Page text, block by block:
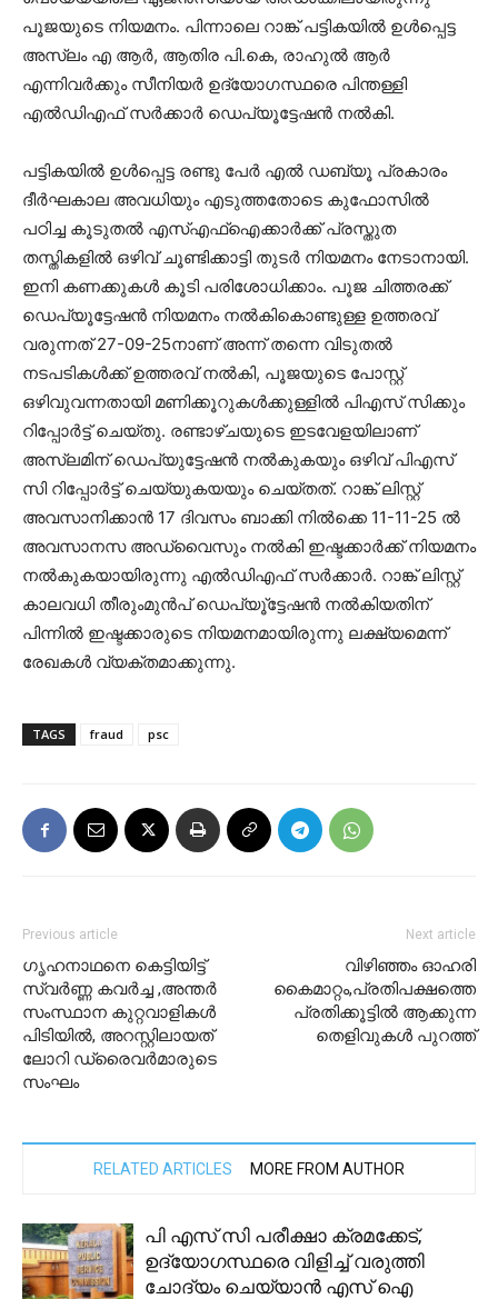
പൂജയുടെ നി​യമനം. പിന്നാലെ റാങ്ക് പട്ടികയിൽ ഉൾപ്പെട്ട
അസ്ലം എ ആർ, ആതിര പി.കെ, രാഹുൽ ആർ
എന്നിവർക്കും സീനിയർ ഉദ്യോ​ഗസ്ഥരെ പിന്തള്ളി
എൽഡിഎഫ് സർക്കാർ ഡെപ്യൂട്ടേഷൻ നൽകി.
പട്ടികയിൽ ഉൾപ്പെട്ട രണ്ടു പേർ എൽ ഡബ്യൂ പ്രകാരം
ദീർഘകാല അവധിയും എടുത്തതോടെ കുഫോസിൽ
പഠിച്ച കൂടുതൽ എസ്എഫ്ഐക്കാർക്ക് പ്രസ്തുത
തസ്തികളിൽ ഒഴിവ് ചൂണ്ടിക്കാട്ടി തുടർ നിയമനം നേടാനായി.
ഇനി കണക്കുകൾ കൂടി പരിശോധിക്കാം. പൂജ ചിത്തരക്ക്
ഡെപ്യൂട്ടേഷൻ നിയമനം നൽകികൊണ്ടുള്ള ഉത്തരവ്
വരുന്നത് 27-09-25നാണ് അന്ന് തന്നെ വിടുതൽ
നടപടികൾക്ക് ഉത്തരവ് നൽകി, പൂജയുടെ പോസ്റ്റ്
ഒഴിവുവന്നതായി മണിക്കൂറുകൾക്കുള്ളിൽ പിഎസ് സിക്കും
റിപ്പോർട്ട് ചെയ്തു. രണ്ടാഴ്ചയുടെ ഇടവേളയിലാണ്
അസ്ലമിന് ഡെപ്യുട്ടേഷൻ നൽകുകയും ഒഴിവ് പിഎസ്
സി റിപ്പോർട്ട് ചെയ്യുകയയും ചെയ്തത്. റാങ്ക് ലിസ്റ്റ്
അവസാനിക്കാൻ 17 ദിവസം ബാക്കി നിൽക്കെ 11-11-25 ൽ
അവസാനസ അഡ്വൈസും നൽകി ഇഷ്ടക്കാർക്ക് നിയമനം
നൽകുകയായിരുന്നു എൽഡിഎഫ് സർക്കാർ. റാങ്ക് ലിസ്റ്റ്
കാലവധി തീരുംമുൻപ് ഡെപ്യൂ്ട്ടേഷൻ നൽകിയതിന്
പിന്നിൽ ഇഷ്ടക്കാരുടെ നിയമനമായിരുന്നു ലക്ഷ്യമെന്ന്
രേഖകൾ വ്യക്തമാക്കുന്നു.
TAGS fraud psc
Previous article
ഗൃഹനാഥനെ കെട്ടിയിട്ട്
സ്വർണ്ണ കവർച്ച ,അന്തർ
സംസ്ഥാന കുറ്റവാളികൾ
പിടിയിൽ, അറസ്റ്റിലായത്
ലോറി ഡ്രൈവർമാരുടെ
സംഘം
Next article
വിഴിഞ്ഞം ഓഹരി
കൈമാറ്റം,പ്രതിപക്ഷത്തെ
പ്രതിക്കൂട്ടിൽ ആക്കുന്ന
തെളിവുകൾ പുറത്ത്
RELATED ARTICLES MORE FROM AUTHOR
പി എസ് സി പരീക്ഷാ ക്രമക്കേട്,
ഉദ്യോഗസ്ഥരെ വിളിച്ച് വരുത്തി
ചോദ്യം ചെയ്യാൻ എസ് ഐ